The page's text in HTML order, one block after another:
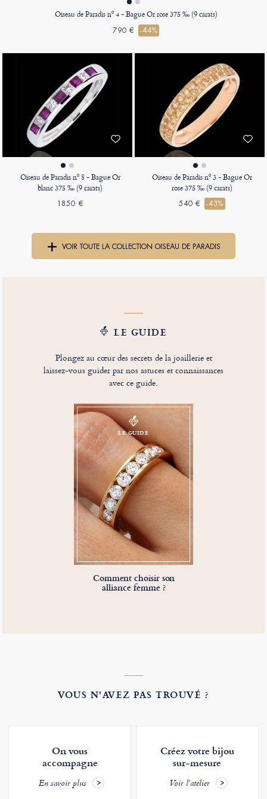
Oiseau de Paradis nº 4 - Bague Or rose 375 ‰ (9 carats)
790 € -44%
Oiseau de Paradis nº 8 - Bague Or
blanc 375 ‰ (9 carats)
1850 €
Oiseau de Paradis nº 3 - Bague Or
rose 375 ‰ (9 carats)
540 € -43%
VOIR TOUTE LA COLLECTION OISEAU DE PARADIS
LE GUIDE
Plongez au cœur des secrets de la joaillerie et
laissez-vous guider par nos astuces et connaissances
avec ce guide.
LE GUIDE
Comment choisir son
alliance femme ?
VOUS N'AVEZ PAS TROUVÉ ?
On vous
accompagne
En savoir plus
Créez votre bijou
sur-mesure
Voir l'atelier